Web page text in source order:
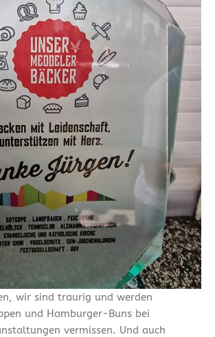
wir sind traurig und werden
und Hamburger-Buns bei
vermissen. Und auch